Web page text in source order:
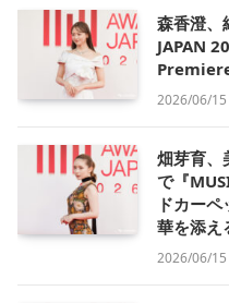
森香澄、
JAPAN
2026/06/15
畑芽育、
で『
ドカー
華を添え
2026/06/